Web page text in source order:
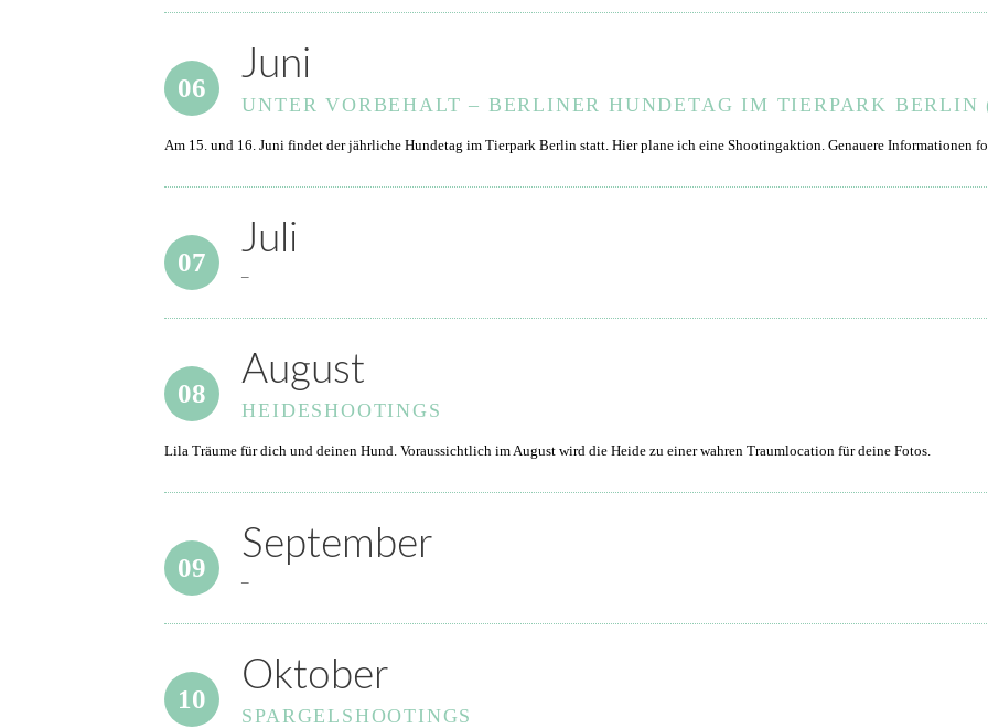
06
Juni
UNTER VORBEHALT – BERLINER HUNDETAG IM TIERPARK BERLIN
Am 15. und 16. Juni findet der jährliche Hundetag im Tierpark Berlin statt. Hier plane ich eine Shootingaktion. Genauere Informationen
07
Juli
–
08
August
HEIDESHOOTINGS
Lila Träume für dich und deinen Hund. Voraussichtlich im August wird die Heide zu einer wahren Traumlocation für deine Fotos.
09
September
–
10
Oktober
SPARGELSHOOTINGS